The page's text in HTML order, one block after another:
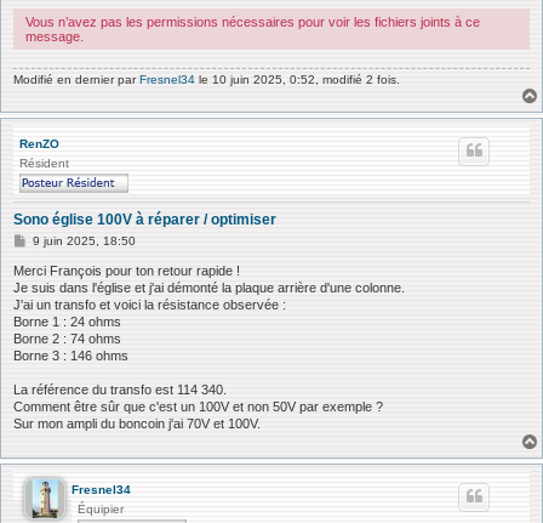
Vous n’avez pas les permissions nécessaires pour voir les fichiers joints à ce
message.
Modifié en dernier par Fresnel34 le 10 juin 2025, 0:52, modifié 2 fois.
RenZO
Résident
Sono église 100V à réparer / optimiser
M
s
s
a
g
e
9 juin 2025, 18:50
Merci François pour ton retour rapide !
Je suis dans l'église et j'ai démonté la plaque arrière d'une colonne.
J'ai un transfo et voici la résistance observée :
Borne 1 : 24 ohms
Borne 2 : 74 ohms
Borne 3 : 146 ohms
La référence du transfo est 114 340.
Comment être sûr que c'est un 100V et non 50V par exemple ?
Sur mon ampli du boncoin j'ai 70V et 100V.
Fresnel34
Équipier